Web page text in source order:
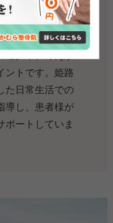
ば、急激な運動
膝に負担がかか
ことが大切で
ントです。姫路
た日常生活での
導し、患者様が
ポートしていま